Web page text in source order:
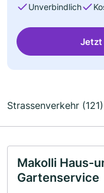
Unverbindlich
Jetzt
Strassenverkehr (121)
Makolli Haus-
Gartenservice